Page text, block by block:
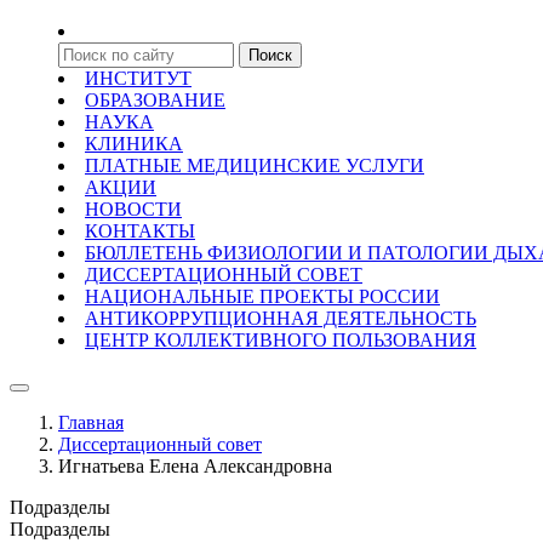
ИНСТИТУТ
ОБРАЗОВАНИЕ
НАУКА
КЛИНИКА
ПЛАТНЫЕ МЕДИЦИНСКИЕ УСЛУГИ
АКЦИИ
НОВОСТИ
КОНТАКТЫ
БЮЛЛЕТЕНЬ ФИЗИОЛОГИИ И ПАТОЛОГИИ
ДИССЕРТАЦИОННЫЙ СОВЕТ
НАЦИОНАЛЬНЫЕ ПРОЕКТЫ РОССИИ
АНТИКОРРУПЦИОННАЯ ДЕЯТЕЛЬНОСТЬ
ЦЕНТР КОЛЛЕКТИВНОГО ПОЛЬЗОВАНИЯ
Главная
Диссертационный совет
Игнатьева Елена Александровна
Подразделы
Подразделы